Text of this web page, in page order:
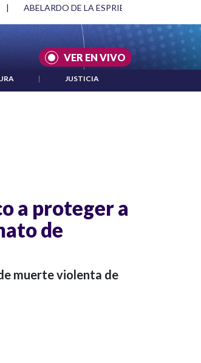
| ABELARDO DE LA ESPRIELLA Y DMG
VER EN VIVO
| JUSTICIA
a proteger a
de
muerte violenta de